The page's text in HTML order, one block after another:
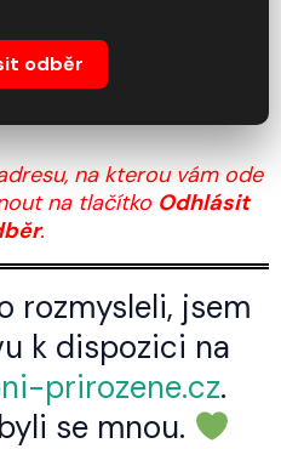
odběr
na kterou vám ode
na tlačítko Odhlásit
.
rozmysleli, jsem
k dispozici na
prirozene.cz.
se mnou.